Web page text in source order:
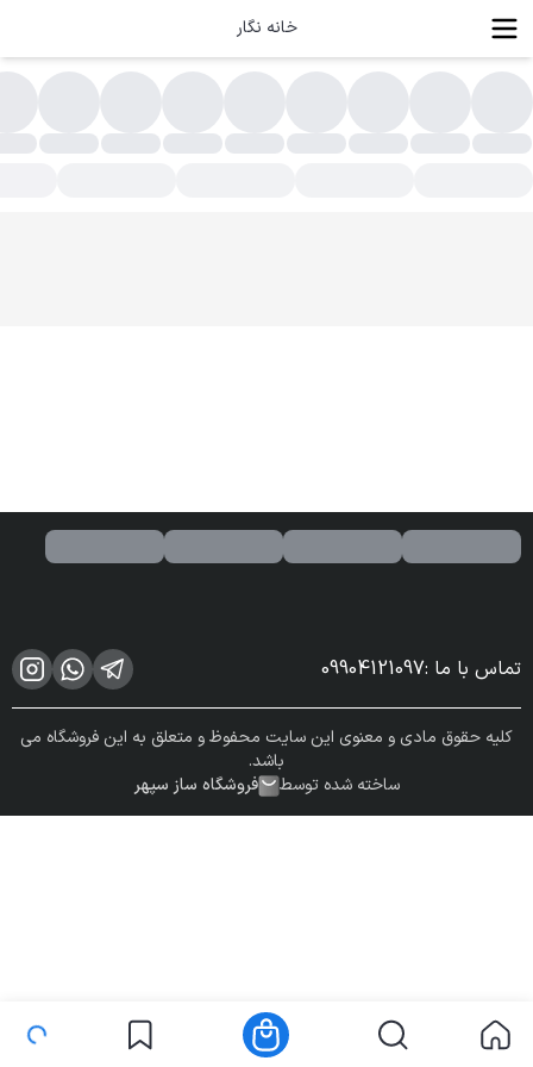
خانه نگار
تماس با ما :
09904121097
کلیه حقوق مادی و معنوی این سایت محفوظ و متعلق به این فروشگاه می
باشد.
ساخته شده توسط
فروشگاه ساز سپهر